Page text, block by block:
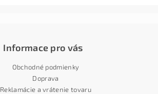
Informace pro vás
Obchodné podmienky
Doprava
Reklamácie a vrátenie tovaru